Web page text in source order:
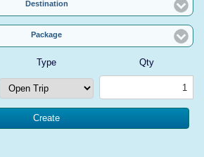
Destination
Package
Type Qty